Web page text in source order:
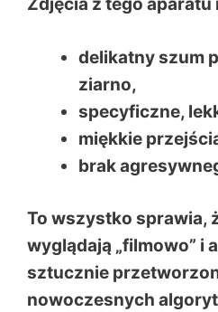
delikatny szum
ziarno,
specyficzne,
miękkie
brak
To wszystko sprawia,
wyglądają „filmowo” i
sztucznie
nowoczesnych